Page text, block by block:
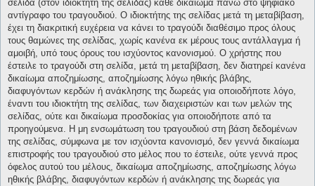
σελίδα (στον ιδιοκτήτη της σελίδας) κάθε δικαίωμα πάνω στο ψηφιακό
αντίγραφο του τραγουδιού. Ο ιδιοκτήτης της σελίδας μετά τη μεταβίβαση,
έχει τη διακριτική ευχέρεια να κάνει το τραγούδι διαθέσιμο προς όλους
τους θαμώνες της σελίδας, χωρίς κανένα εκ μέρους τους αντάλλαγμα ή
αμοιβή, υπό τους όρους του ισχύοντος κανονισμού. Ο χρήστης που
έστειλε το τραγούδι στη σελίδα, μετά τη μεταβίβαση, δεν διατηρεί κανένα
δικαίωμα αποζημίωσης, αποζημίωσης λόγω ηθικής βλάβης,
διαφυγόντων κερδών ή ανάκλησης της δωρεάς για οποιοδήποτε λόγο,
έναντι του ιδιοκτήτη της σελίδας, των διαχειριστών και των μελών της
σελίδας, ούτε και δικαίωμα προσδοκίας για οποιοδήποτε από τα
προηγούμενα. Η μη ενσωμάτωση του τραγουδιού στη βάση δεδομένων
της σελίδας, σύμφωνα με τον ισχύοντα κανονισμό, δεν γεννά δικαίωμα
επιστροφής του τραγουδιού στο μέλος που το έστειλε, ούτε γεννά προς
όφελος αυτού του μέλους, δικαίωμα αποζημίωσης, αποζημίωσης λόγω
ηθικής βλάβης, διαφυγόντων κερδών ή ανάκλησης της δωρεάς για